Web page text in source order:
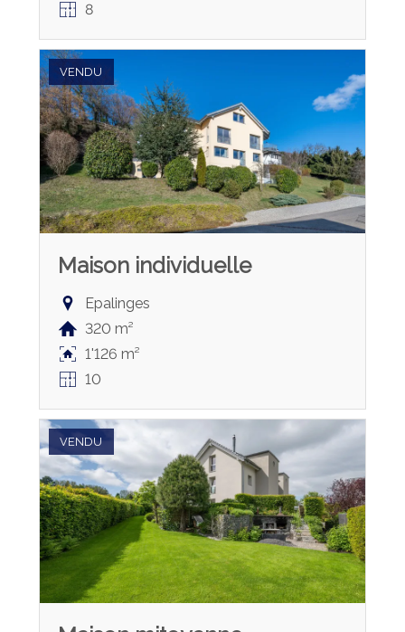
8
VENDU
Maison individuelle
Epalinges
320 m²
1'126 m²
10
VENDU